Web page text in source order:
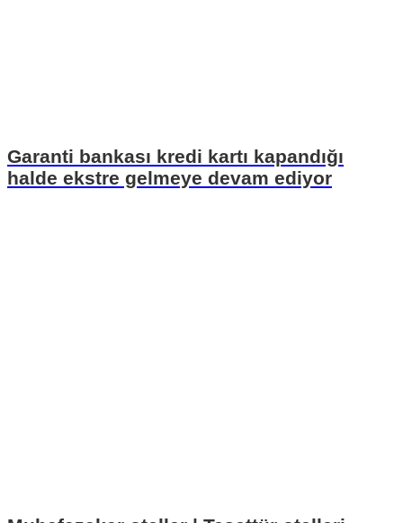
Garanti bankası kredi kartı kapandığı
halde ekstre gelmeye devam ediyor